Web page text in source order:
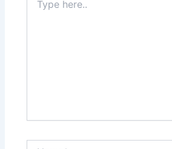
here..